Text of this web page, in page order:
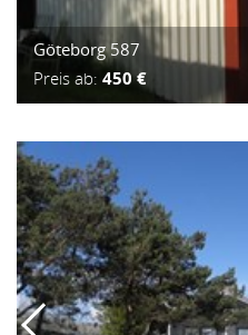
Göteborg 587
Preis ab: 450 €